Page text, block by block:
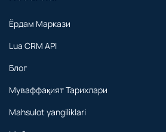
Ёрдам Маркази
Lua CRM API
Блог
Муваффақият Тарихлари
Mahsulot yangiliklari